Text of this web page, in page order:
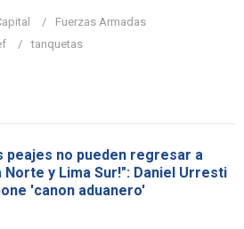
Fuerzas Armadas
tanquetas
peajes no pueden regresar a
Norte y Lima Sur!": Daniel Urresti
'canon aduanero'